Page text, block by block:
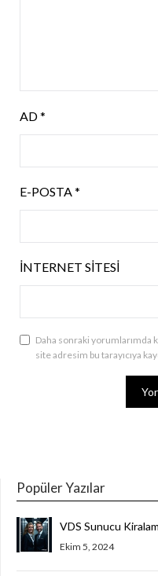
AD*
E-POSTA*
İNTERNET SITESI
Daha sonraki yorumlarımda
site adresim bu tarayıcıya
Popüler Yazılar
VDS Sunucu
Ekim 5, 2024